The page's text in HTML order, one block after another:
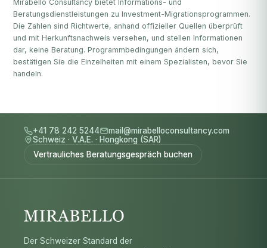
Mirabello Consultancy bietet Informations- und
Beratungsdienstleistungen zu Investment-Migrationsprogrammen.
Die Zahlen sind Richtwerte, anhand offizieller Quellen überprüft
und mit Herkunftsnachweis versehen, und stellen Informationen
dar, keine Beratung. Programmbedingungen ändern sich,
bestätigen Sie die Einzelheiten mit einem Spezialisten, bevor Sie
handeln.
+41 78 242 5244
mail@mirabelloconsultancy.com
Schweiz · V.A.E. · Hongkong (SAR)
Vertrauliches Beratungsgespräch buchen
Der Schweizer Standard der